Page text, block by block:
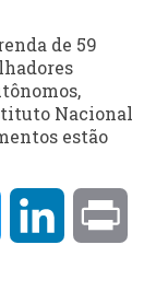
de 59
Nacional
estão
Twitter LinkedIn